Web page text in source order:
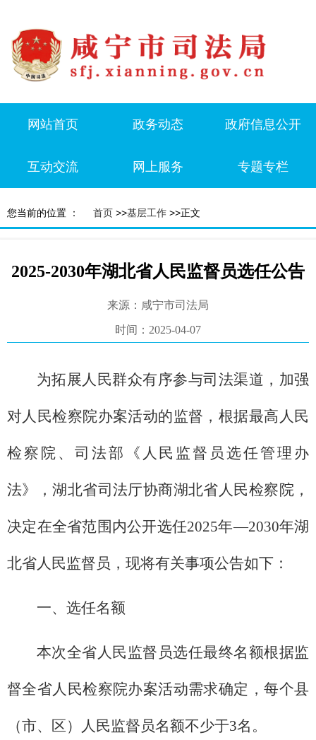
网站首页 政务动态 政府信息公开
互动交流 网上服务 专题专栏
您当前的位置 ： 首页 >>基层工作 >>正文
2025-2030年湖北省人民监督员选任公告
来源：咸宁市司法局
时间：2025-04-07
为拓展人民群众有序参与司法渠道，加强
对人民检察院办案活动的监督，根据最高人民
检察院、司法部《人民监督员选任管理办
法》，湖北省司法厅协商湖北省人民检察院，
决定在全省范围内公开选任2025年—2030年湖
北省人民监督员，现将有关事项公告如下：
一、选任名额
本次全省人民监督员选任最终名额根据监
督全省人民检察院办案活动需求确定，每个县
（市、区）人民监督员名额不少于3名。